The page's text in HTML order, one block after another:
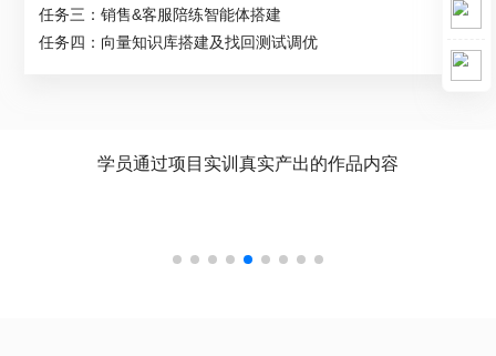
任务三：销售&客服陪练智能体搭建
任务四：向量知识库搭建及找回测试调优
学员通过项目实训真实产出的作品内容